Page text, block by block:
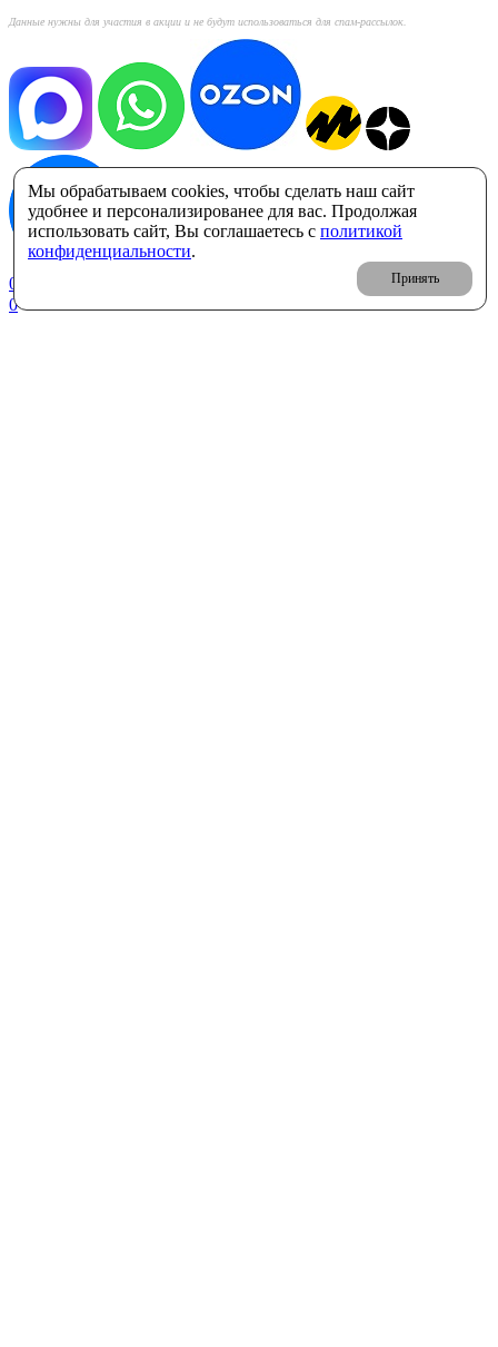
Мы обрабатываем cookies, чтобы сделать наш сайт
удобнее и персонализированее для вас. Продолжая
использовать сайт, Вы соглашаетесь с политикой
конфиденциальности.
Принять
Данные нужны для участия в акции и не будут использоваться для спам-рассылок.
0
0